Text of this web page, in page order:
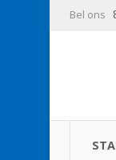
Bel ons